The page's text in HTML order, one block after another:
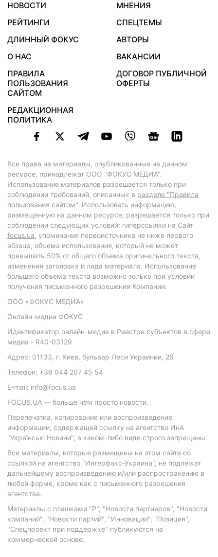
НОВОСТИ
МНЕНИЯ
РЕЙТИНГИ
СПЕЦТЕМЫ
ДЛИННЫЙ ФОКУС
АВТОРЫ
О НАС
ВАКАНСИИ
ПРАВИЛА
ПОЛЬЗОВАНИЯ
САЙТОМ
ДОГОВОР ПУБЛИЧНОЙ
ОФЕРТЫ
РЕДАКЦИОННАЯ
ПОЛИТИКА
Все права на материалы, опубликованные на данном
ресурсе, принадлежат ООО "ФОКУС МЕДИА".
Использование материалов разрешается только при
соблюдении требований, описанных в разделе "Правила
пользования сайтом". Использовать информацию,
размещенную на данном ресурсе, разрешается только при
соблюдении следующих условий: гиперссылки на Сайт
focus.ua, упоминания первоисточника не ниже первого
абзаца, объема использования, который не может
превышать 50% от общего объема оригинального текста,
изменения заголовка и лида материала. Использование
большего объема текста возможно только при условии
получения письменного разрешения Компании.
ООО «ФОКУС МЕДИА»
Онлайн-медиа ФОКУС
Идентификатор онлайн-медиа в Реестре субъектов в сфере
медиа - R40-03129
Адрес: 01133, г. Киев, бульвар Леси Украинки, 26
Телефон: +38 044 207 45 54
E-mail: info@focus.ua
FOCUS.UA — больше чем просто новости.
Перепечатка, копирование или воспроизведение
информации, содержащей ссылку на агентство ИнА
"Українські Новини", в каком-либо виде строго запрещены.
Все материалы, которые размещены на этом сайте со
ссылкой на агентство "Интерфакс-Украина", не подлежат
дальнейшему воспроизведению и/или распространению в
любой форме, кроме как с письменного разрешения
агентства.
Материалы с плашками "Р", "Новости партнеров", "Новости
компаний", "Новости партий", "Инновации", "Позиция",
"Спецпроект при поддержке" публикуются на
коммерческой основе.